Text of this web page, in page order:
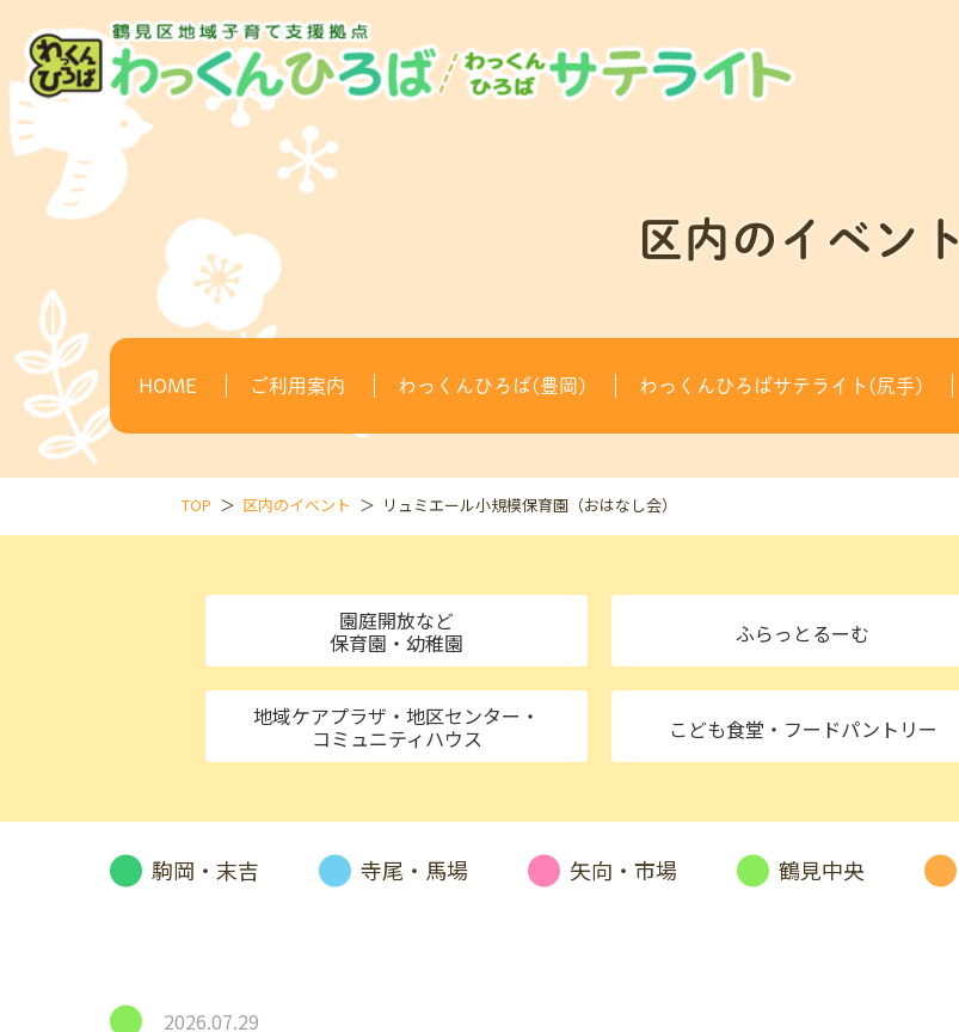
HOME ご利用案内 わっくんひろば(豊岡) わっくんひろばサテライト(尻手)
区内のイベント
TOP 区内のイベント リュミエール小規模保育園（おはなし会）
園庭開放など
保育園・幼稚園 ふらっとるーむ
地域ケアプラザ・地区センター・
コミュニティハウス こども食堂 ・フードパントリー
駒岡・末吉 寺尾・馬場 矢向・市場 鶴見中央
2026.07.29